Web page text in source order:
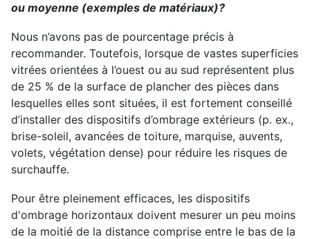
ou moyenne (exemples de matériaux)?
Nous n’avons pas de pourcentage précis à
recommander. Toutefois, lorsque de vastes superficies
vitrées orientées à l’ouest ou au sud représentent plus
de 25 % de la surface de plancher des pièces dans
lesquelles elles sont situées, il est fortement conseillé
d’installer des dispositifs d’ombrage extérieurs (p. ex.,
brise-soleil, avancées de toiture, marquise, auvents,
volets, végétation dense) pour réduire les risques de
surchauffe.
Pour être pleinement efficaces, les dispositifs
d'ombrage horizontaux doivent mesurer un peu moins
de la moitié de la distance comprise entre le bas de la